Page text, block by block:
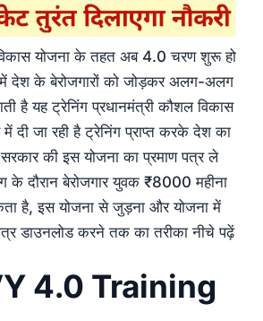
योजना के तहत अब 4.0 चरण शुरू हो
देश के बेरोजगारों को जोड़कर अलग-अलग
है यह ट्रेनिंग प्रधानमंत्री कौशल विकास
दी जा रही है ट्रेनिंग प्राप्त करके देश का
की इस योजना का प्रमाण पत्र ले
के दौरान बेरोजगार युवक ₹8000 महीना
है, इस योजना से जुड़ना और योजना में
डाउनलोड करने तक का तरीका नीचे पढ़ें
4.0 Training